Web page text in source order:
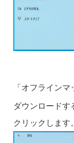
「オフラインマ
ダウンロードす
クリックします。